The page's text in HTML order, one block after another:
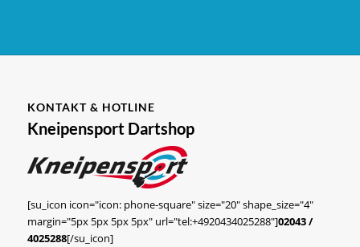
KONTAKT & HOTLINE
Kneipensport Dartshop
[su_icon icon="icon: phone-square" size="20" shape_size="4"
margin="5px 5px 5px 5px" url="tel:+4920434025288"]02043 /
4025288[/su_icon]